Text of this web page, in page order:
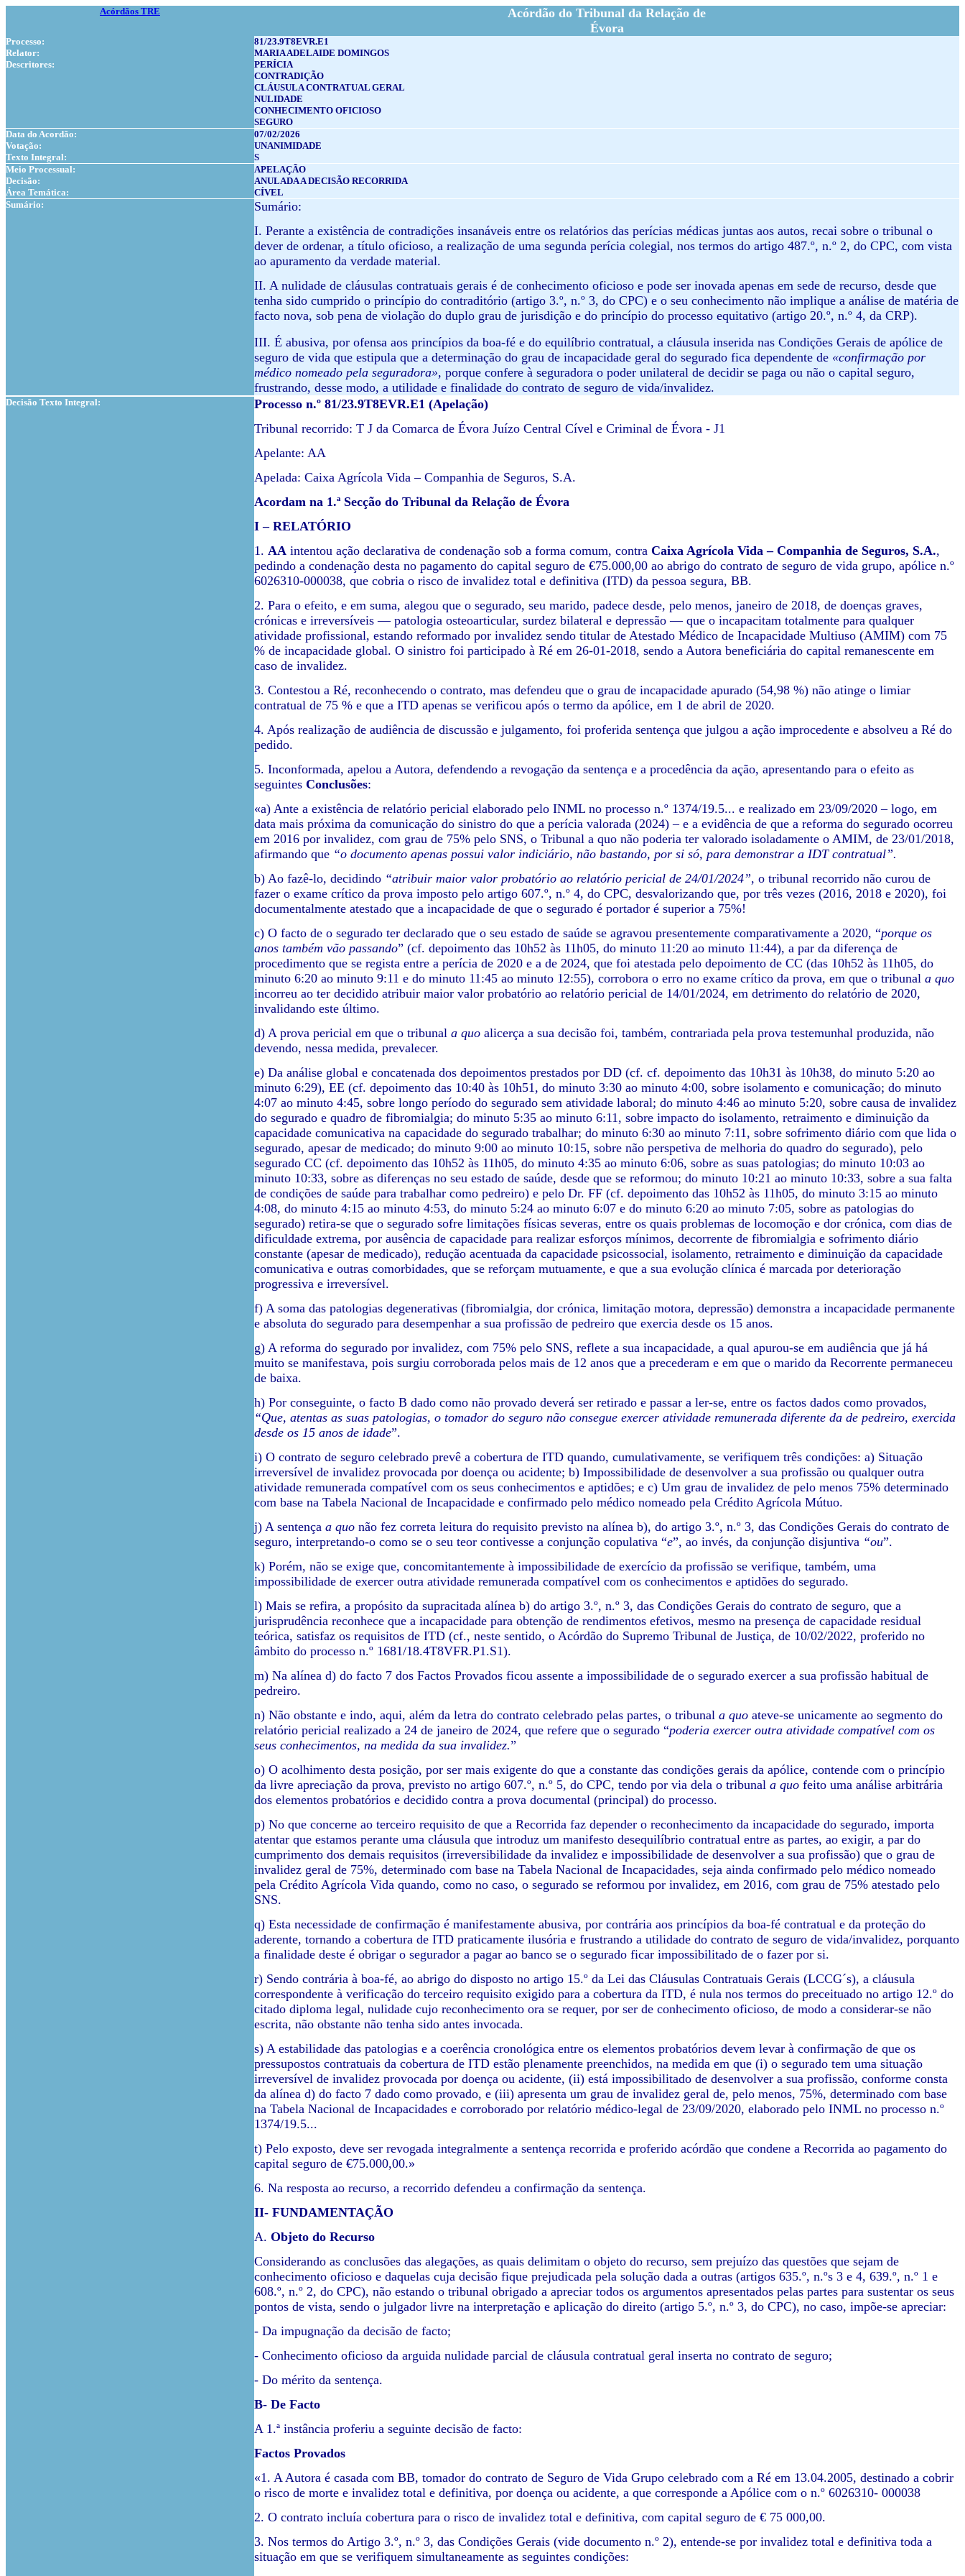
Acórdãos TRE
Acórdão do Tribunal da Relação de
Évora
Processo:
81/23.9T8EVR.E1
Relator:
MARIA ADELAIDE DOMINGOS
Descritores:
PERÍCIA
CONTRADIÇÃO
CLÁUSULA CONTRATUAL GERAL
NULIDADE
CONHECIMENTO OFICIOSO
SEGURO
Data do Acordão:
07/02/2026
Votação:
UNANIMIDADE
Texto Integral:
S
Meio Processual:
APELAÇÃO
Decisão:
ANULADA A DECISÃO RECORRIDA
Área Temática:
CÍVEL
Sumário:
Sumário:
I. Perante a existência de contradições insanáveis entre os relatórios das perícias médicas juntas aos autos, recai sobre o tribunal o
dever de ordenar, a título oficioso, a realização de uma segunda perícia colegial, nos termos do artigo 487.º, n.º 2, do CPC, com vista
ao apuramento da verdade material.
II. A nulidade de cláusulas contratuais gerais é de conhecimento oficioso e pode ser inovada apenas em sede de recurso, desde que
tenha sido cumprido o princípio do contraditório (artigo 3.º, n.º 3, do CPC) e o seu conhecimento não implique a análise de matéria de
facto nova, sob pena de violação do duplo grau de jurisdição e do princípio do processo equitativo (artigo 20.º, n.º 4, da CRP).
III. É abusiva, por ofensa aos princípios da boa-fé e do equilíbrio contratual, a cláusula inserida nas Condições Gerais de apólice de
seguro de vida que estipula que a determinação do grau de incapacidade geral do segurado fica dependente de «confirmação por
médico nomeado pela seguradora», porque confere à seguradora o poder unilateral de decidir se paga ou não o capital seguro,
frustrando, desse modo, a utilidade e finalidade do contrato de seguro de vida/invalidez.
Decisão Texto Integral:
Processo n.º 81/23.9T8EVR.E1 (Apelação)
Tribunal recorrido: T J da Comarca de Évora Juízo Central Cível e Criminal de Évora - J1
Apelante: AA
Apelada: Caixa Agrícola Vida – Companhia de Seguros, S.A.
Acordam na 1.ª Secção do Tribunal da Relação de Évora
I – RELATÓRIO
1. AA intentou ação declarativa de condenação sob a forma comum, contra Caixa Agrícola Vida – Companhia de Seguros, S.A.,
pedindo a condenação desta no pagamento do capital seguro de €75.000,00 ao abrigo do contrato de seguro de vida grupo, apólice n.º
6026310-000038, que cobria o risco de invalidez total e definitiva (ITD) da pessoa segura, BB.
2. Para o efeito, e em suma, alegou que o segurado, seu marido, padece desde, pelo menos, janeiro de 2018, de doenças graves,
crónicas e irreversíveis — patologia osteoarticular, surdez bilateral e depressão — que o incapacitam totalmente para qualquer
atividade profissional, estando reformado por invalidez sendo titular de Atestado Médico de Incapacidade Multiuso (AMIM) com 75
% de incapacidade global. O sinistro foi participado à Ré em 26-01-2018, sendo a Autora beneficiária do capital remanescente em
caso de invalidez.
3. Contestou a Ré, reconhecendo o contrato, mas defendeu que o grau de incapacidade apurado (54,98 %) não atinge o limiar
contratual de 75 % e que a ITD apenas se verificou após o termo da apólice, em 1 de abril de 2020.
4. Após realização de audiência de discussão e julgamento, foi proferida sentença que julgou a ação improcedente e absolveu a Ré do
pedido.
5. Inconformada, apelou a Autora, defendendo a revogação da sentença e a procedência da ação, apresentando para o efeito as
seguintes Conclusões:
«a) Ante a existência de relatório pericial elaborado pelo INML no processo n.º 1374/19.5... e realizado em 23/09/2020 – logo, em
data mais próxima da comunicação do sinistro do que a perícia valorada (2024) – e a evidência de que a reforma do segurado ocorreu
em 2016 por invalidez, com grau de 75% pelo SNS, o Tribunal a quo não poderia ter valorado isoladamente o AMIM, de 23/01/2018,
afirmando que “o documento apenas possui valor indiciário, não bastando, por si só, para demonstrar a IDT contratual”.
b) Ao fazê-lo, decidindo “atribuir maior valor probatório ao relatório pericial de 24/01/2024”, o tribunal recorrido não curou de
fazer o exame crítico da prova imposto pelo artigo 607.º, n.º 4, do CPC, desvalorizando que, por três vezes (2016, 2018 e 2020), foi
documentalmente atestado que a incapacidade de que o segurado é portador é superior a 75%!
c) O facto de o segurado ter declarado que o seu estado de saúde se agravou presentemente comparativamente a 2020, “porque os
anos também vão passando” (cf. depoimento das 10h52 às 11h05, do minuto 11:20 ao minuto 11:44), a par da diferença de
procedimento que se regista entre a perícia de 2020 e a de 2024, que foi atestada pelo depoimento de CC (das 10h52 às 11h05, do
minuto 6:20 ao minuto 9:11 e do minuto 11:45 ao minuto 12:55), corrobora o erro no exame crítico da prova, em que o tribunal a quo
incorreu ao ter decidido atribuir maior valor probatório ao relatório pericial de 14/01/2024, em detrimento do relatório de 2020,
invalidando este último.
d) A prova pericial em que o tribunal a quo alicerça a sua decisão foi, também, contrariada pela prova testemunhal produzida, não
devendo, nessa medida, prevalecer.
e) Da análise global e concatenada dos depoimentos prestados por DD (cf. cf. depoimento das 10h31 às 10h38, do minuto 5:20 ao
minuto 6:29), EE (cf. depoimento das 10:40 às 10h51, do minuto 3:30 ao minuto 4:00, sobre isolamento e comunicação; do minuto
4:07 ao minuto 4:45, sobre longo período do segurado sem atividade laboral; do minuto 4:46 ao minuto 5:20, sobre causa de invalidez
do segurado e quadro de fibromialgia; do minuto 5:35 ao minuto 6:11, sobre impacto do isolamento, retraimento e diminuição da
capacidade comunicativa na capacidade do segurado trabalhar; do minuto 6:30 ao minuto 7:11, sobre sofrimento diário com que lida o
segurado, apesar de medicado; do minuto 9:00 ao minuto 10:15, sobre não perspetiva de melhoria do quadro do segurado), pelo
segurado CC (cf. depoimento das 10h52 às 11h05, do minuto 4:35 ao minuto 6:06, sobre as suas patologias; do minuto 10:03 ao
minuto 10:33, sobre as diferenças no seu estado de saúde, desde que se reformou; do minuto 10:21 ao minuto 10:33, sobre a sua falta
de condições de saúde para trabalhar como pedreiro) e pelo Dr. FF (cf. depoimento das 10h52 às 11h05, do minuto 3:15 ao minuto
4:08, do minuto 4:15 ao minuto 4:53, do minuto 5:24 ao minuto 6:07 e do minuto 6:20 ao minuto 7:05, sobre as patologias do
segurado) retira-se que o segurado sofre limitações físicas severas, entre os quais problemas de locomoção e dor crónica, com dias de
dificuldade extrema, por ausência de capacidade para realizar esforços mínimos, decorrente de fibromialgia e sofrimento diário
constante (apesar de medicado), redução acentuada da capacidade psicossocial, isolamento, retraimento e diminuição da capacidade
comunicativa e outras comorbidades, que se reforçam mutuamente, e que a sua evolução clínica é marcada por deterioração
progressiva e irreversível.
f) A soma das patologias degenerativas (fibromialgia, dor crónica, limitação motora, depressão) demonstra a incapacidade permanente
e absoluta do segurado para desempenhar a sua profissão de pedreiro que exercia desde os 15 anos.
g) A reforma do segurado por invalidez, com 75% pelo SNS, reflete a sua incapacidade, a qual apurou-se em audiência que já há
muito se manifestava, pois surgiu corroborada pelos mais de 12 anos que a precederam e em que o marido da Recorrente permaneceu
de baixa.
h) Por conseguinte, o facto B dado como não provado deverá ser retirado e passar a ler-se, entre os factos dados como provados,
“Que, atentas as suas patologias, o tomador do seguro não consegue exercer atividade remunerada diferente da de pedreiro, exercida
desde os 15 anos de idade”.
i) O contrato de seguro celebrado prevê a cobertura de ITD quando, cumulativamente, se verifiquem três condições: a) Situação
irreversível de invalidez provocada por doença ou acidente; b) Impossibilidade de desenvolver a sua profissão ou qualquer outra
atividade remunerada compatível com os seus conhecimentos e aptidões; e c) Um grau de invalidez de pelo menos 75% determinado
com base na Tabela Nacional de Incapacidade e confirmado pelo médico nomeado pela Crédito Agrícola Mútuo.
j) A sentença a quo não fez correta leitura do requisito previsto na alínea b), do artigo 3.º, n.º 3, das Condições Gerais do contrato de
seguro, interpretando-o como se o seu teor contivesse a conjunção copulativa “e”, ao invés, da conjunção disjuntiva “ou”.
k) Porém, não se exige que, concomitantemente à impossibilidade de exercício da profissão se verifique, também, uma
impossibilidade de exercer outra atividade remunerada compatível com os conhecimentos e aptidões do segurado.
l) Mais se refira, a propósito da supracitada alínea b) do artigo 3.º, n.º 3, das Condições Gerais do contrato de seguro, que a
jurisprudência reconhece que a incapacidade para obtenção de rendimentos efetivos, mesmo na presença de capacidade residual
teórica, satisfaz os requisitos de ITD (cf., neste sentido, o Acórdão do Supremo Tribunal de Justiça, de 10/02/2022, proferido no
âmbito do processo n.º 1681/18.4T8VFR.P1.S1).
m) Na alínea d) do facto 7 dos Factos Provados ficou assente a impossibilidade de o segurado exercer a sua profissão habitual de
pedreiro.
n) Não obstante e indo, aqui, além da letra do contrato celebrado pelas partes, o tribunal a quo ateve-se unicamente ao segmento do
relatório pericial realizado a 24 de janeiro de 2024, que refere que o segurado “poderia exercer outra atividade compatível com os
seus conhecimentos, na medida da sua invalidez.”
o) O acolhimento desta posição, por ser mais exigente do que a constante das condições gerais da apólice, contende com o princípio
da livre apreciação da prova, previsto no artigo 607.º, n.º 5, do CPC, tendo por via dela o tribunal a quo feito uma análise arbitrária
dos elementos probatórios e decidido contra a prova documental (principal) do processo.
p) No que concerne ao terceiro requisito de que a Recorrida faz depender o reconhecimento da incapacidade do segurado, importa
atentar que estamos perante uma cláusula que introduz um manifesto desequilíbrio contratual entre as partes, ao exigir, a par do
cumprimento dos demais requisitos (irreversibilidade da invalidez e impossibilidade de desenvolver a sua profissão) que o grau de
invalidez geral de 75%, determinado com base na Tabela Nacional de Incapacidades, seja ainda confirmado pelo médico nomeado
pela Crédito Agrícola Vida quando, como no caso, o segurado se reformou por invalidez, em 2016, com grau de 75% atestado pelo
SNS.
q) Esta necessidade de confirmação é manifestamente abusiva, por contrária aos princípios da boa-fé contratual e da proteção do
aderente, tornando a cobertura de ITD praticamente ilusória e frustrando a utilidade do contrato de seguro de vida/invalidez, porquanto
a finalidade deste é obrigar o segurador a pagar ao banco se o segurado ficar impossibilitado de o fazer por si.
r) Sendo contrária à boa-fé, ao abrigo do disposto no artigo 15.º da Lei das Cláusulas Contratuais Gerais (LCCG´s), a cláusula
correspondente à verificação do terceiro requisito exigido para a cobertura da ITD, é nula nos termos do preceituado no artigo 12.º do
citado diploma legal, nulidade cujo reconhecimento ora se requer, por ser de conhecimento oficioso, de modo a considerar-se não
escrita, não obstante não tenha sido antes invocada.
s) A estabilidade das patologias e a coerência cronológica entre os elementos probatórios devem levar à confirmação de que os
pressupostos contratuais da cobertura de ITD estão plenamente preenchidos, na medida em que (i) o segurado tem uma situação
irreversível de invalidez provocada por doença ou acidente, (ii) está impossibilitado de desenvolver a sua profissão, conforme consta
da alínea d) do facto 7 dado como provado, e (iii) apresenta um grau de invalidez geral de, pelo menos, 75%, determinado com base
na Tabela Nacional de Incapacidades e corroborado por relatório médico-legal de 23/09/2020, elaborado pelo INML no processo n.º
1374/19.5...
t) Pelo exposto, deve ser revogada integralmente a sentença recorrida e proferido acórdão que condene a Recorrida ao pagamento do
capital seguro de €75.000,00.»
6. Na resposta ao recurso, a recorrido defendeu a confirmação da sentença.
II- FUNDAMENTAÇÃO
A. Objeto do Recurso
Considerando as conclusões das alegações, as quais delimitam o objeto do recurso, sem prejuízo das questões que sejam de
conhecimento oficioso e daquelas cuja decisão fique prejudicada pela solução dada a outras (artigos 635.º, n.ºs 3 e 4, 639.º, n.º 1 e
608.º, n.º 2, do CPC), não estando o tribunal obrigado a apreciar todos os argumentos apresentados pelas partes para sustentar os seus
pontos de vista, sendo o julgador livre na interpretação e aplicação do direito (artigo 5.º, n.º 3, do CPC), no caso, impõe-se apreciar:
- Da impugnação da decisão de facto;
- Conhecimento oficioso da arguida nulidade parcial de cláusula contratual geral inserta no contrato de seguro;
- Do mérito da sentença.
B- De Facto
A 1.ª instância proferiu a seguinte decisão de facto:
Factos Provados
«1. A Autora é casada com BB, tomador do contrato de Seguro de Vida Grupo celebrado com a Ré em 13.04.2005, destinado a cobrir
o risco de morte e invalidez total e definitiva, por doença ou acidente, a que corresponde a Apólice com o n.º 6026310- 000038
2. O contrato incluía cobertura para o risco de invalidez total e definitiva, com capital seguro de € 75 000,00.
3. Nos termos do Artigo 3.º, n.º 3, das Condições Gerais (vide documento n.º 2), entende-se por invalidez total e definitiva toda a
situação em que se verifiquem simultaneamente as seguintes condições: